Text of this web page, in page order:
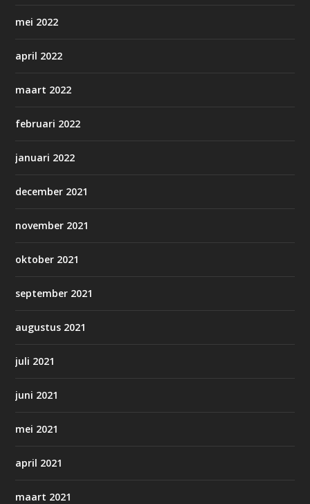
mei 2022
april 2022
maart 2022
februari 2022
januari 2022
december 2021
november 2021
oktober 2021
september 2021
augustus 2021
juli 2021
juni 2021
mei 2021
april 2021
maart 2021